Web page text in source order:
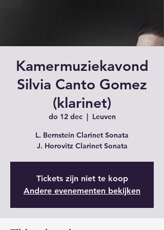
Kamermuziekavond
Silvia Canto Gomez
(klarinet)
do 12 dec
  |
Leuven
L. Bernstein Clarinet Sonata
J. Horovitz Clarinet Sonata
Tickets zijn niet te koop
Andere evenementen bekijken